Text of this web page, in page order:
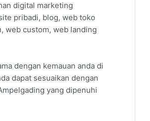
digital marketing
pribadi, blog, web toko
web custom, web landing
dengan kemauan anda di
dapat sesuaikan dengan
yang dipenuhi